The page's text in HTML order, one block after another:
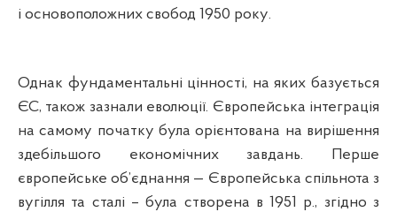
і основоположних свобод 1950 року.
Однак фундаментальні цінності, на яких базується
ЄС, також зазнали еволюції. Європейська інтеграція
на самому початку була орієнтована на вирішення
здебільшого економічних завдань. Перше
європейське об’єднання — Європейська спільнота з
вугілля та сталі – була створена в 1951 р., згідно з